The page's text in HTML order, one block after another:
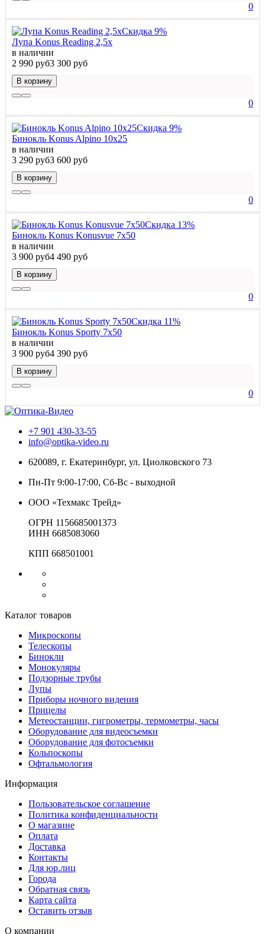
0
Скидка 9%
Лупа Konus Reading 2,5x
в наличии
2 990 руб3 300 руб
В корзину
0
Скидка 9%
Бинокль Konus Alpino 10x25
в наличии
3 290 руб3 600 руб
В корзину
0
Скидка 13%
Бинокль Konus Konusvue 7x50
в наличии
3 900 руб4 490 руб
В корзину
0
Скидка 11%
Бинокль Konus Sporty 7x50
в наличии
3 900 руб4 390 руб
В корзину
0
+7 901 430-33-55
info@optika-video.ru
620089, г. Екатеринбург, ул. Циолковского 73
Пн-Пт 9:00-17:00, Сб-Вс - выходной
ООО «Техмакс Трейд»
ОГРН 1156685001373
ИНН 6685083060
КПП 668501001
Каталог товаров
Микроскопы
Телескопы
Бинокли
Монокуляры
Подзорные трубы
Лупы
Приборы ночного видения
Прицелы
Метеостанции, гигрометры, термометры, часы
Оборудование для видеосъемки
Оборудование для фотосъемки
Кольпоскопы
Офтальмология
Информация
Пользовательское соглашение
Политика конфиденциальности
О магазине
Оплата
Доставка
Контакты
Для юр.лиц
Города
Обратная связь
Карта сайта
Оставить отзыв
О компании